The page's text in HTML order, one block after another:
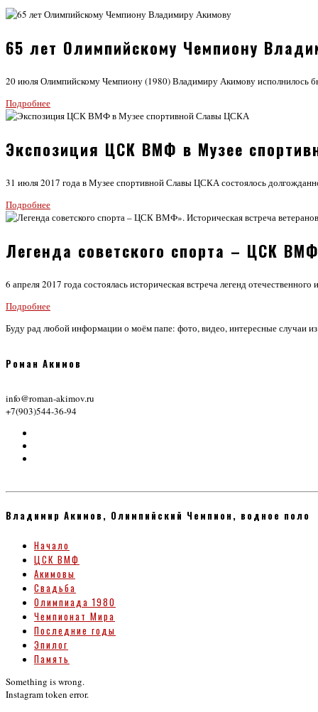
65 лет Олимпийскому Чемпиону
20 июля Олимпийскому Чемпиону (1980) Владимиру Акимову исполнилось
Подробнее
Экспозиция ЦСК ВМФ в Музее
31 июля 2017 года в Музее спортивной Славы ЦСКА состоялось
Подробнее
Легенда советского спорта – ЦСК
6 апреля 2017 года состоялась историческая встреча легенд
Подробнее
Буду рад любой информации о моём папе: фото, видео, интересные случаи
Роман Акимов
info@roman-akimov.ru
+7(903)544-36-94
Владимир Акимов, Олимпийский Чемпион, водное поло
Начало
ЦСК ВМФ
Акимовы
Свадьба
Олимпиада 1980
Чемпионат Мира
Последние годы
Эпилог
Память
Something is wrong.
Instagram token error.